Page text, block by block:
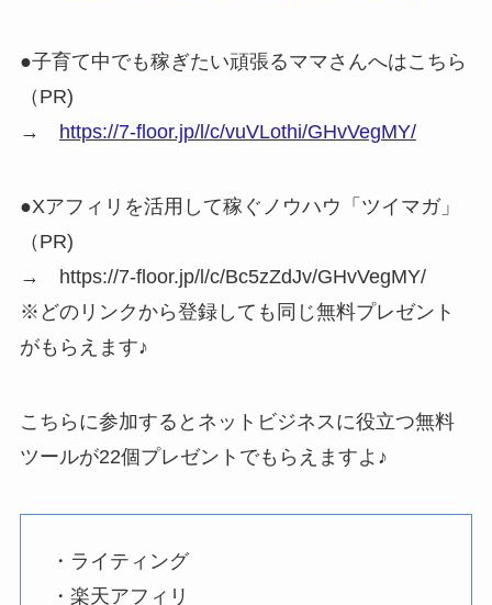
●子育て中でも稼ぎたい頑張るママさんへはこちら
（PR)
→
https://7-floor.jp/l/c/vuVLothi/GHvVegMY/
●Xアフィリを活用して稼ぐノウハウ「ツイマガ」
（PR)
→ https://7-floor.jp/l/c/Bc5zZdJv/GHvVegMY/
※どのリンクから登録しても同じ無料プレゼント
がもらえます♪
こちらに参加するとネットビジネスに役立つ無料
ツールが22個プレゼントでもらえますよ♪
・ライティング
・楽天アフィリ